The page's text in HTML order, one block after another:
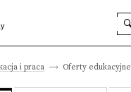
i praca Oferty edukacyjne